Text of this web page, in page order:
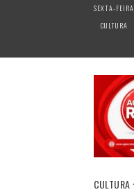
SEXTA-
CULTURA
CULTURA